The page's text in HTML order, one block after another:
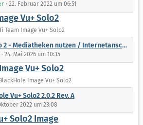
22. Februar 2022 um 06:51
Vu+ Solo2
Team Image Vu+ Solo2
2 - Mediatheken nutzen / Internetanschluss
24. Mai 2026 um 10:35
Vu+ Solo2
Image Vu+ Solo2
Vu+ Solo2 2.0.2 Rev. A
2022 um 23:08
Solo2 Image